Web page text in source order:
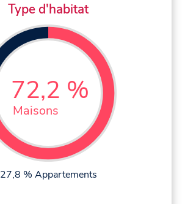
Type d'habitat
72,2 %
Maisons
27,8 % Appartements